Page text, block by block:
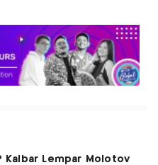
Kalbar Lempar Molotov